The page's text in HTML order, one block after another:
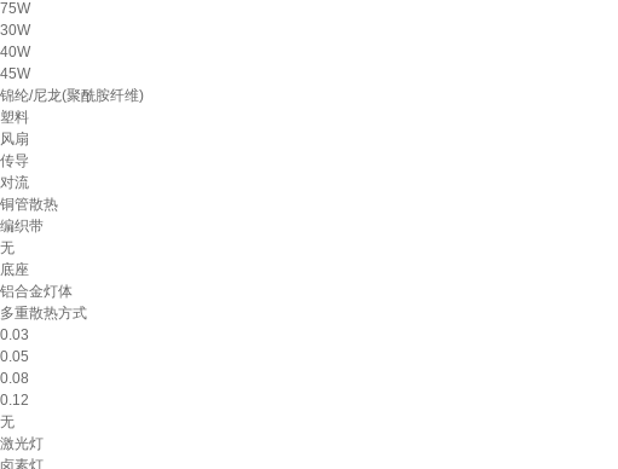
75W
30W
40W
45W
锦纶/尼龙(聚酰胺纤维)
塑料
风扇
传导
对流
铜管散热
编织带
无
底座
铝合金灯体
多重散热方式
0.03
0.05
0.08
0.12
无
激光灯
卤素灯